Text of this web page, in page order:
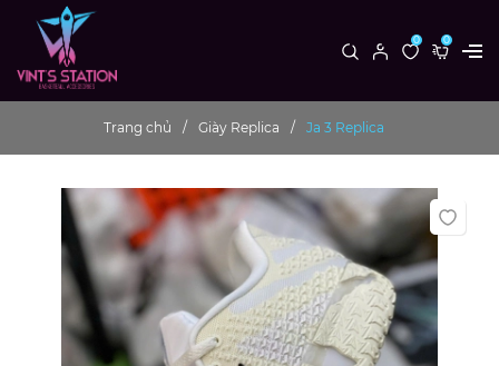
0 0
Trang chủ Giày Replica Ja 3 Replica